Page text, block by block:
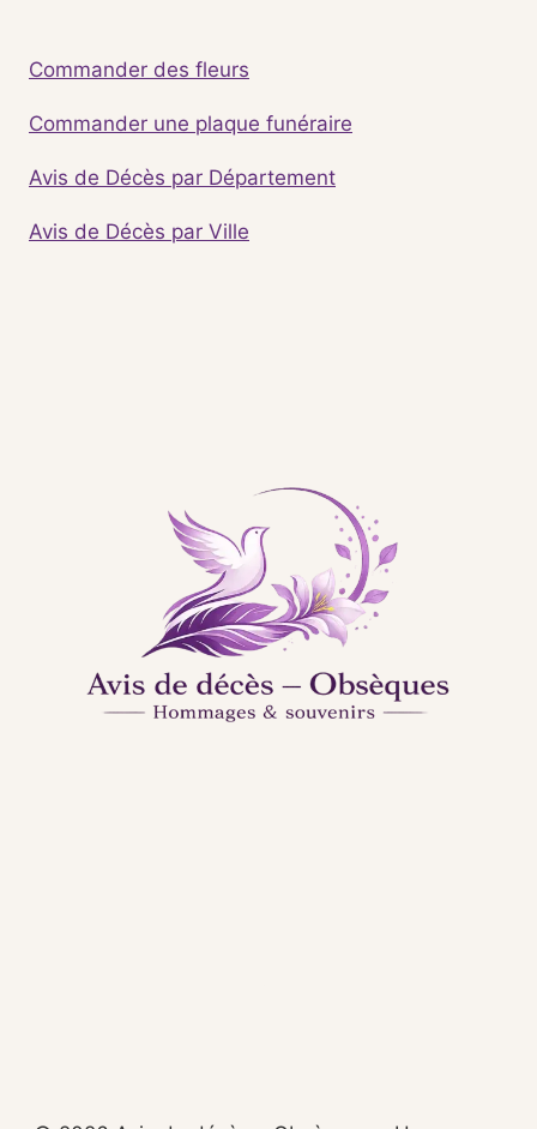
Commander des fleurs
Commander une plaque funéraire
Avis de Décès par Département
Avis de Décès par Ville